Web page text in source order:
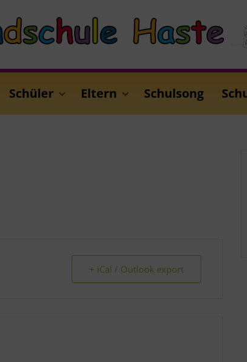
Schüler Eltern Schulsong
+ iCal / Outlook export